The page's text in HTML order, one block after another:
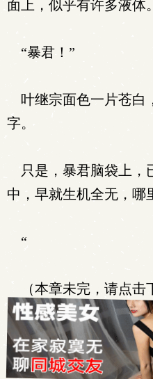
面上，似乎有许多液体。
“暴君！”
叶继宗面色一片苍白
字。
只是，暴君脑袋上，
中，早就生机全无，哪
“
（本章未完，请点击